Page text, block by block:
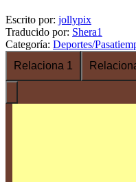
Escrito por: jollypix
Traducido por: Shera1
Categoría: Deportes/
Relaciona 1